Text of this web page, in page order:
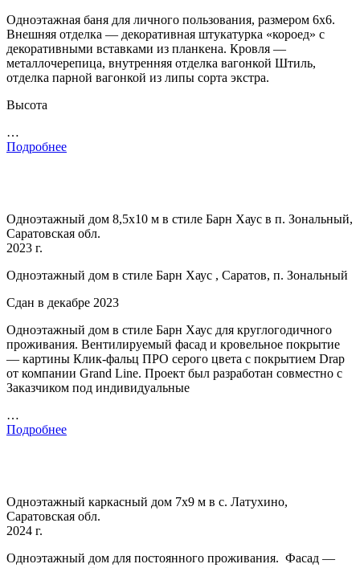
Одноэтажная баня для личного пользования, размером 6х6.
Внешняя отделка — декоративная штукатурка «короед» с
декоративными вставками из планкена. Кровля —
металлочерепица, внутренняя отделка вагонкой Штиль,
отделка парной вагонкой из липы сорта экстра.
Высота
…
Подробнее
Одноэтажный дом 8,5х10 м в стиле Барн Хаус в п. Зональный,
Саратовская обл.
2023 г.
Одноэтажный дом в стиле Барн Хаус , Саратов, п. Зональный
Сдан в декабре 2023
Одноэтажный дом в стиле Барн Хаус для круглогодичного
проживания. Вентилируемый фасад и кровельное покрытие
— картины Клик-фальц ПРО серого цвета с покрытием Drap
от компании Grand Line. Проект был разработан совместно с
Заказчиком под индивидуальные
…
Подробнее
Одноэтажный каркасный дом 7х9 м в с. Латухино,
Саратовская обл.
2024 г.
Одноэтажный дом для постоянного проживания. Фасад —